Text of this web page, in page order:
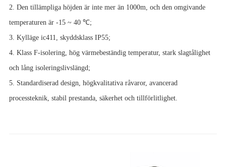
2. Den tillämpliga höjden är inte mer än 1000m, och den omgivande
temperaturen är -15 ~ 40 ℃;
3. Kylläge ic411, skyddsklass IP55;
4. Klass F-isolering, hög värmebeständig temperatur, stark slagtålighet
och lång isoleringslivslängd;
5. Standardiserad design, högkvalitativa råvaror, avancerad
processteknik, stabil prestanda, säkerhet och tillförlitlighet.